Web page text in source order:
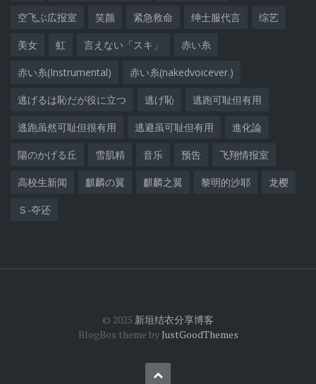
空飞ぶ広报室 笑颜 紧急救命 绅士服代言 综艺
美女 虹 言えない「スキ」 赤い糸
赤い糸(Instrumental) 赤い糸(nakedvoicever.)
逃げるは恥だが役に立つ 逃げ恥 逃跑可耻但有用
逃跑虽然可耻但很有用 逃避虽可耻但有用 進化論
陽のかげる丘 雪肌精 音乐 预告 飞翔情报室
高校生新闻 麒麟の翼 麒麟之翼 黎明的沙耶 龙樱
Ｓ-夺还
© 2025 新垣结衣分享博客
BlogBox theme byJustGoodThemes